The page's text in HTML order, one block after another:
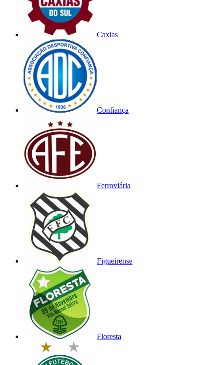
Caxias
Confiança
Ferroviária
Figueirense
Floresta